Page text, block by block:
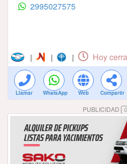
2995027575
| | | Hoy
Llamar WhatsApp Web Compartir
PUBLICIDAD